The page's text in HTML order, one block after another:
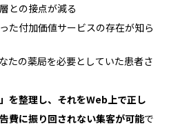
との接点が減る
た付加価値サービスの存在が知ら
たの薬局を必要としていた患者さ
」を整理し、それをWeb上で正し
費に振り回されない集客が可能で